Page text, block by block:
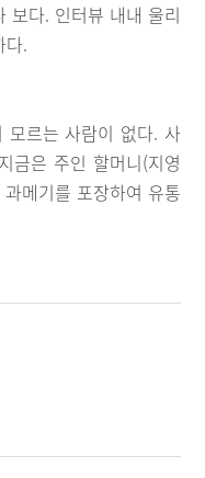
보다. 인터뷰 내내 울리
다.
모르는 사람이 없다. 사
금은 주인 할머니(지영
메기를 포장하여 유통